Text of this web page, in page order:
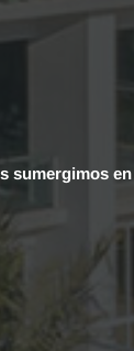
sumergimos en